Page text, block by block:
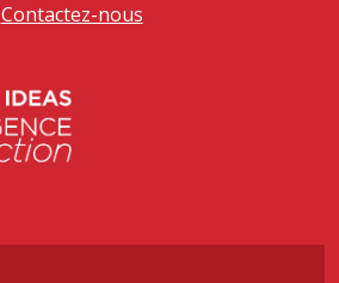
Contactez-nous